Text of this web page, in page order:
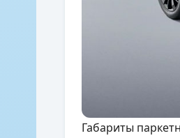
Габариты